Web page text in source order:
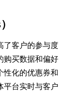
了客户的参与度
购买数据和偏好
性化的优惠券和
平台实时与客户